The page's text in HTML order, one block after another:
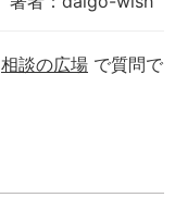
相談の広場 で質問で